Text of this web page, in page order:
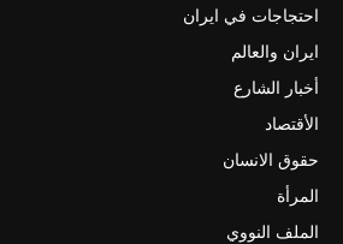
احتجاجات في ايران
ايران والعالم
أخبار الشارع
الأقتصاد
حقوق الانسان
المرأة
الملف النووي